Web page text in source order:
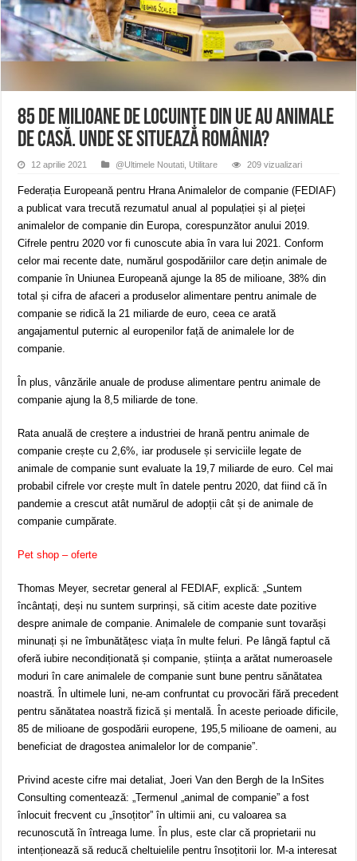
ANUNȚ OPRIRE APĂ în Reșița, cartier Țerova – avarie – 04.08.2026
ANUNȚ OPRIRE APĂ în Reșița – avarie – 03.08.2026 – Calea Caransebeșului
85 de milioane de locuințe din UE au animale
de casă. Unde se situează România?
12 aprilie 2021 @Ultimele Noutati Utilitare 209 vizualizari
Federația Europeană pentru Hrana Animalelor de companie (FEDIAF)
a publicat vara trecută rezumatul anual al populației și al pieței
animalelor de companie din Europa, corespunzător anului 2019.
Cifrele pentru 2020 vor fi cunoscute abia în vara lui 2021. Conform
celor mai recente date, numărul gospodăriilor care dețin animale de
companie în Uniunea Europeană ajunge la 85 de milioane, 38% din
total și cifra de afaceri a produselor alimentare pentru animale de
companie se ridică la 21 miliarde de euro, ceea ce arată
angajamentul puternic al europenilor față de animalele lor de
companie.
În plus, vânzările anuale de produse alimentare pentru animale de
companie ajung la 8,5 miliarde de tone.
Rata anuală de creștere a industriei de hrană pentru animale de
companie crește cu 2,6%, iar produsele și serviciile legate de
animale de companie sunt evaluate la 19,7 miliarde de euro. Cel mai
probabil cifrele vor crește mult în datele pentru 2020, dat fiind că în
pandemie a crescut atât numărul de adopții cât și de animale de
companie cumpărate.
Pet shop – oferte
Thomas Meyer, secretar general al FEDIAF, explică: „Suntem
încântați, deși nu suntem surprinși, să citim aceste date pozitive
despre animale de companie. Animalele de companie sunt tovarăși
minunați și ne îmbunătățesc viața în multe feluri. Pe lângă faptul că
oferă iubire necondiționată și companie, știința a arătat numeroasele
moduri în care animalele de companie sunt bune pentru sănătatea
noastră. În ultimele luni, ne-am confruntat cu provocări fără precedent
pentru sănătatea noastră fizică și mentală. În aceste perioade dificile,
85 de milioane de gospodării europene, 195,5 milioane de oameni, au
beneficiat de dragostea animalelor lor de companie”.
Privind aceste cifre mai detaliat, Joeri Van den Bergh de la InSites
Consulting comentează: „Termenul „animal de companie” a fost
înlocuit frecvent cu „însoțitor” în ultimii ani, cu valoarea sa
recunoscută în întreaga lume. În plus, este clar că proprietarii nu
intenționează să reducă cheltuielile pentru însoțitorii lor. M-a interesat